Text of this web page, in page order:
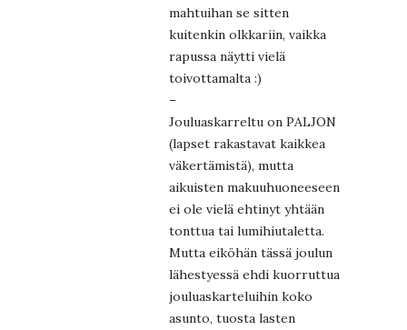
mahtuihan se sitten
kuitenkin olkkariin, vaikka
rapussa näytti vielä
toivottamalta :)
–
Jouluaskarreltu on PALJON
(lapset rakastavat kaikkea
väkertämistä), mutta
aikuisten makuuhuoneeseen
ei ole vielä ehtinyt yhtään
tonttua tai lumihiutaletta.
Mutta eiköhän tässä joulun
lähestyessä ehdi kuorruttua
jouluaskarteluihin koko
asunto, tuosta lasten